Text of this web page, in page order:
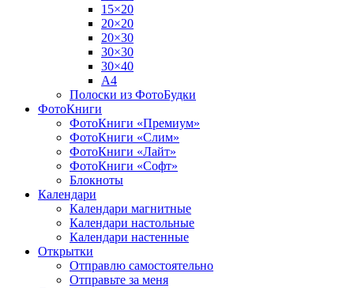
15×20
20×20
20×30
30×30
30×40
A4
Полоски из ФотоБудки
ФотоКниги
ФотоКниги «Премиум»
ФотоКниги «Слим»
ФотоКниги «Лайт»
ФотоКниги «Софт»
Блокноты
Календари
Календари магнитные
Календари настольные
Календари настенные
Открытки
Отправлю самостоятельно
Отправьте за меня